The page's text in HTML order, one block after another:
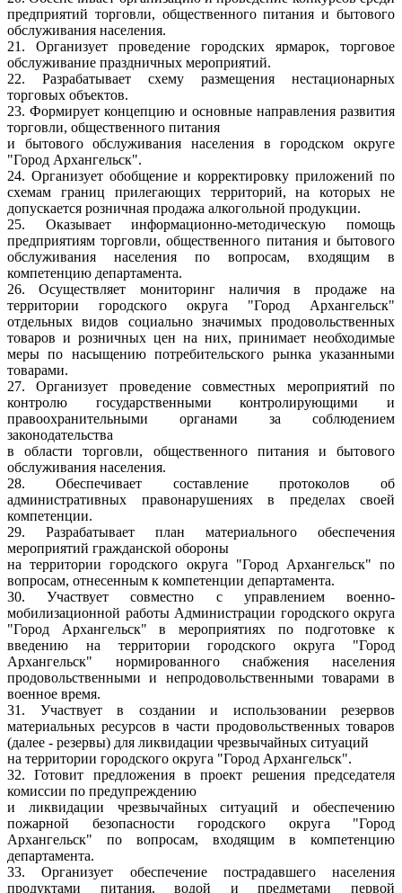
предприятий торговли, общественного питания и бытового
обслуживания населения.
21. Организует проведение городских ярмарок, торговое
обслуживание праздничных мероприятий.
22. Разрабатывает схему размещения нестационарных
торговых объектов.
23. Формирует концепцию и основные направления развития
торговли, общественного питания
и бытового обслуживания населения в городском округе
"Город Архангельск".
24. Организует обобщение и корректировку приложений по
схемам границ прилегающих территорий, на которых не
допускается розничная продажа алкогольной продукции.
25. Оказывает информационно-методическую помощь
предприятиям торговли, общественного питания и бытового
обслуживания населения по вопросам, входящим в
компетенцию департамента.
26. Осуществляет мониторинг наличия в продаже на
территории городского округа "Город Архангельск"
отдельных видов социально значимых продовольственных
товаров и розничных цен на них, принимает необходимые
меры по насыщению потребительского рынка указанными
товарами.
27. Организует проведение совместных мероприятий по
контролю государственными контролирующими и
правоохранительными органами за соблюдением
законодательства
в области торговли, общественного питания и бытового
обслуживания населения.
28. Обеспечивает составление протоколов об
административных правонарушениях в пределах своей
компетенции.
29. Разрабатывает план материального обеспечения
мероприятий гражданской обороны
на территории городского округа "Город Архангельск" по
вопросам, отнесенным к компетенции департамента.
30. Участвует совместно с управлением военно-
мобилизационной работы Администрации городского округа
"Город Архангельск" в мероприятиях по подготовке к
введению на территории городского округа "Город
Архангельск" нормированного снабжения населения
продовольственными и непродовольственными товарами в
военное время.
31. Участвует в создании и использовании резервов
материальных ресурсов в части продовольственных товаров
(далее - резервы) для ликвидации чрезвычайных ситуаций
на территории городского округа "Город Архангельск".
32. Готовит предложения в проект решения председателя
комиссии по предупреждению
и ликвидации чрезвычайных ситуаций и обеспечению
пожарной безопасности городского округа "Город
Архангельск" по вопросам, входящим в компетенцию
департамента.
33. Организует обеспечение пострадавшего населения
продуктами питания, водой и предметами первой